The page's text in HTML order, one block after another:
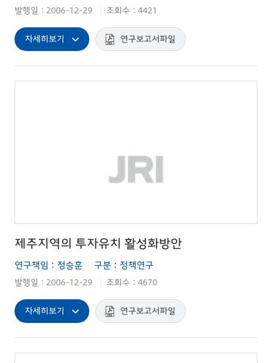
발행일 : 2006-12-29 조회수 : 4421
자세히보기 연구보고서파일
제주지역의 투자유치 활성화방안
연구책임 : 정승훈 구분 : 정책연구
발행일 : 2006-12-29 조회수 : 4670
자세히보기 연구보고서파일